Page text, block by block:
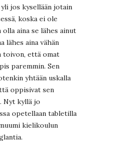
jos kysellään jotain
koska ei ole
olla aina se lähes ainut
lähes aina vähän
toivon, että omat
paremmin. Sen
yhtään uskalla
oppisivat sen
Nyt kyllä jo
opetellaan tabletilla
kielikoulun